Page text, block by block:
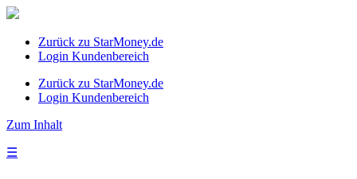
Zurück zu StarMoney.de
Login Kundenbereich
Zurück zu StarMoney.de
Login Kundenbereich
Zum Inhalt
☰